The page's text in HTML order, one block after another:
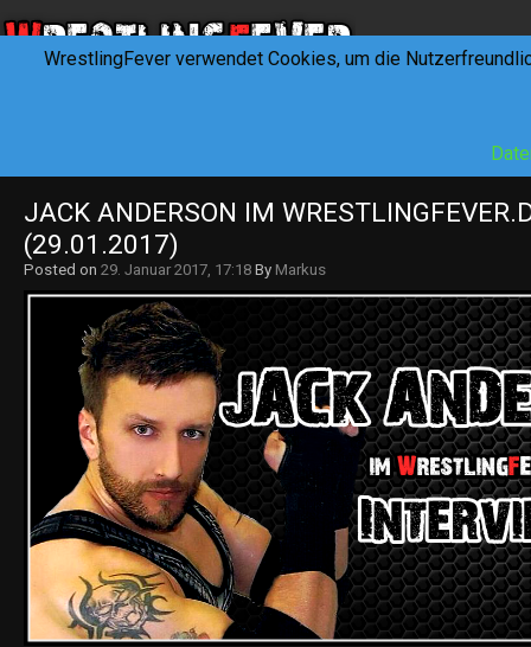
JACK ANDERSON IM
(29.01.2017)
Posted on 29. Januar 2017, 17:18 By Markus
WrestlingFever verwendet Cookies, um die